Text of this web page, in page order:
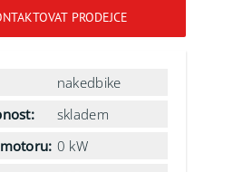
PRODEJCE
nakedbike
skladem
0 kW